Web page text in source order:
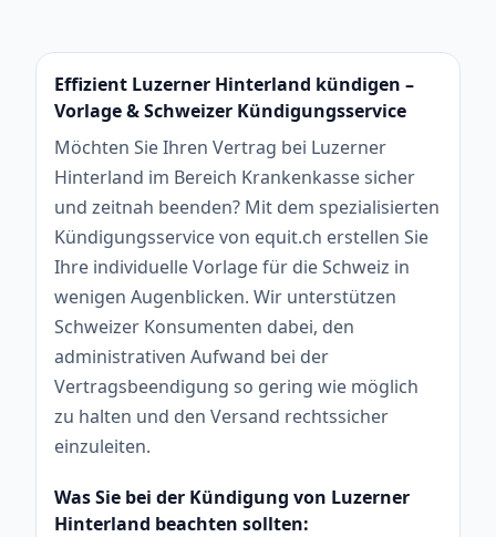
Effizient Luzerner Hinterland kündigen –
Vorlage & Schweizer Kündigungsservice
Möchten Sie Ihren Vertrag bei Luzerner
Hinterland im Bereich Krankenkasse sicher
und zeitnah beenden? Mit dem spezialisierten
Kündigungsservice von equit.ch erstellen Sie
Ihre individuelle Vorlage für die Schweiz in
wenigen Augenblicken. Wir unterstützen
Schweizer Konsumenten dabei, den
administrativen Aufwand bei der
Vertragsbeendigung so gering wie möglich
zu halten und den Versand rechtssicher
einzuleiten.
Was Sie bei der Kündigung von Luzerner
Hinterland beachten sollten: